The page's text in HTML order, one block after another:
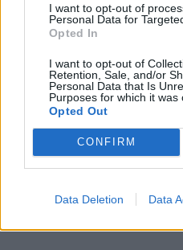
I want to opt-out of
Personal Data for
Opted In
I want to opt-out of
Retention, Sale, and/or
Personal Data that Is
Purposes for which it was
Opted Out
CONFIRM
Data Deletion Data
Pasaulis
Ukrainos pareigūnas:
dabar – iš tiesų bloga
padėtis